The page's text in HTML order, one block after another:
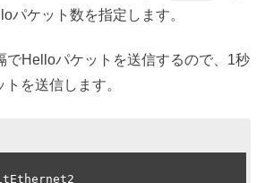
パケット数を指定します。
でHelloパケットを送信するので、1秒
を送信します。